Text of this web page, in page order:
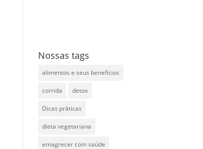
Nossas tags
alimentos e seus benefícios
corrida detox
Dicas práticas
dieta vegetariana
emagrecer com saúde